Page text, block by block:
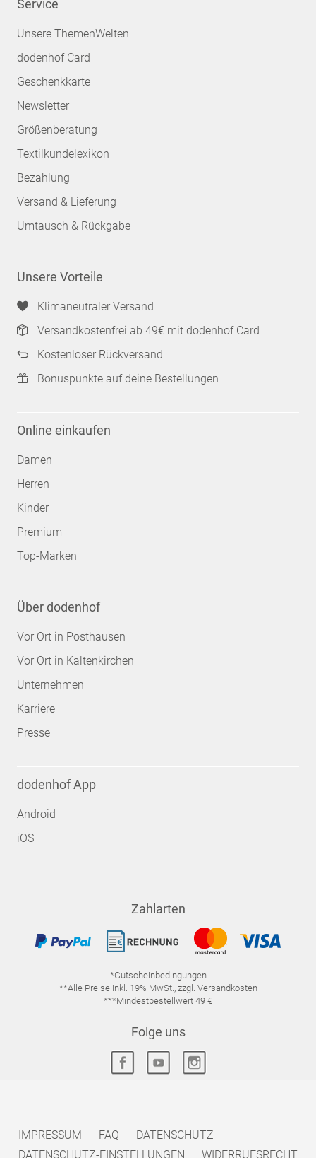
Service
Unsere ThemenWelten
dodenhof Card
Geschenkkarte
Newsletter
Größenberatung
Textilkundelexikon
Bezahlung
Versand & Lieferung
Umtausch & Rückgabe
Unsere Vorteile
Klimaneutraler Versand
Versandkostenfrei ab 49€ mit dodenhof Card
Kostenloser Rückversand
Bonuspunkte auf deine Bestellungen
Online einkaufen
Damen
Herren
Kinder
Premium
Top-Marken
Über dodenhof
Vor Ort in Posthausen
Vor Ort in Kaltenkirchen
Unternehmen
Karriere
Presse
dodenhof App
Android
iOS
Zahlarten
*Gutscheinbedingungen
**Alle Preise inkl. 19% MwSt., zzgl. Versandkosten
***Mindestbestellwert 49 €
Folge uns
IMPRESSUM FAQ
DATENSCHUTZ
DATENSCHUTZ-EINSTELLUNGEN
WIDERRUFSRECHT